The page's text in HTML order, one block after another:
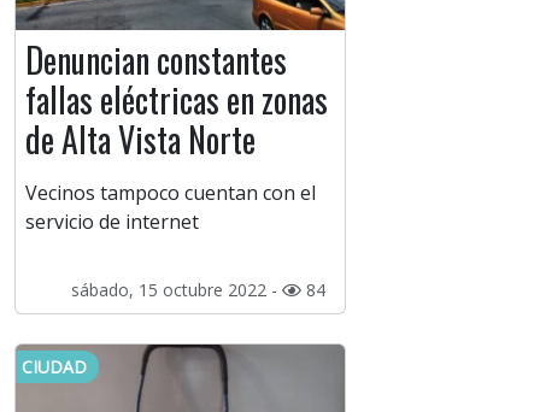
Denuncian constantes
fallas eléctricas en zonas
de Alta Vista Norte
Vecinos tampoco cuentan con el
servicio de internet
sábado, 15 octubre 2022 - 84
CIUDAD